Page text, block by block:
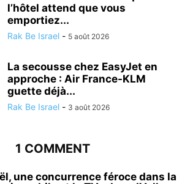
l’hôtel attend que vous
emportiez...
Rak Be Israel - 5 août 2026
La secousse chez EasyJet en
approche : Air France-KLM
guette déjà...
Rak Be Israel - 3 août 2026
1 COMMENT
une concurrence féroce dans la